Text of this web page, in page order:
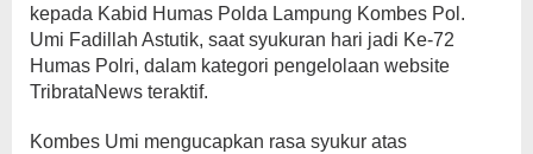
kepada Kabid Humas Polda Lampung Kombes Pol.
Umi Fadillah Astutik, saat syukuran hari jadi Ke-72
Humas Polri, dalam kategori pengelolaan website
TribrataNews teraktif.
Kombes Umi mengucapkan rasa syukur atas